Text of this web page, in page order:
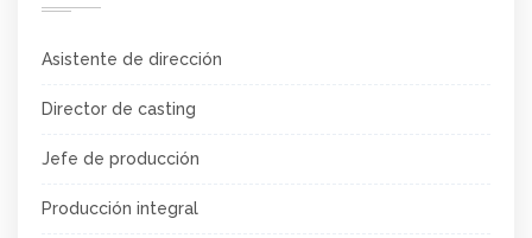
Asistente de dirección
Director de casting
Jefe de producción
Producción integral